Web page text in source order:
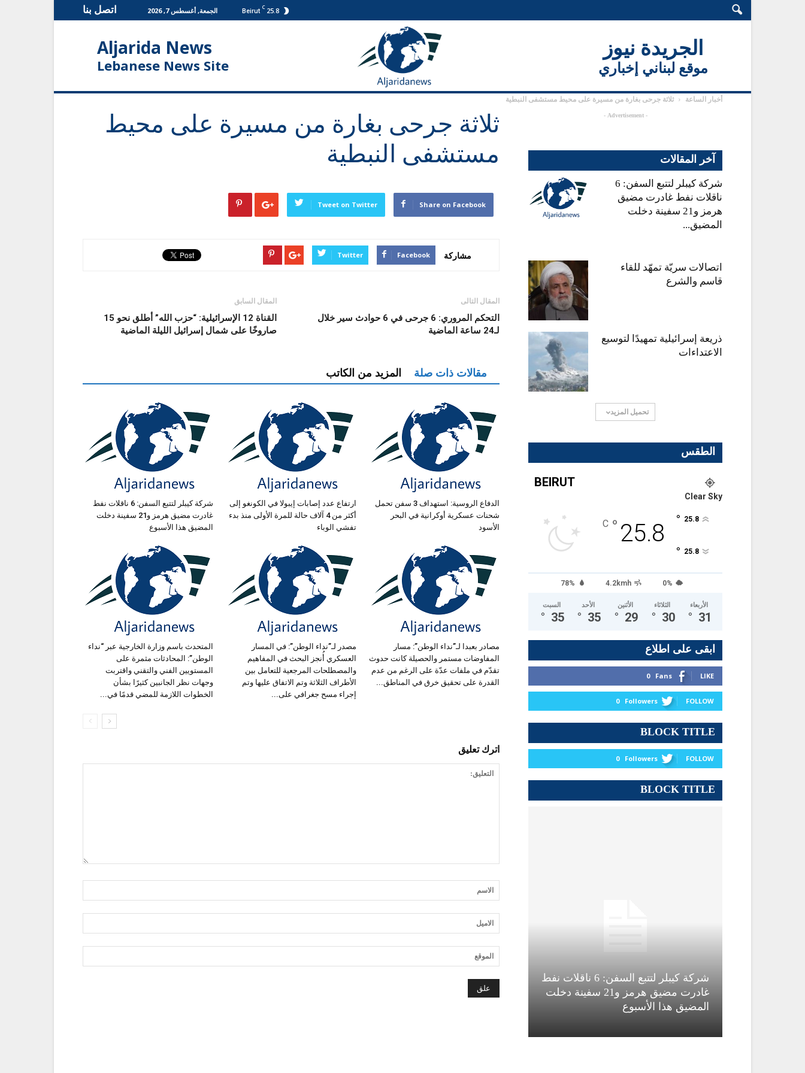
25.8
C
Beirut الجمعة, أغسطس 7, 2026 اتصل بنا
Aljarida News
Lebanese News Site
الجريدة نيوز
موقع لبناني إخباري
أخبار الساعة ثلاثة جرحى بغارة من مسيرة على محيط مستشفى النبطية
ثلاثة جرحى بغارة من مسيرة على محيط
مستشفى النبطية
Share on Facebook
Tweet on Twitter
مشاركة Facebook
Twitter
المقال السابق
القناة 12 الإسرائيلية: “حزب الله” أطلق نحو 15
صاروخًا على شمال إسرائيل الليلة الماضية
المقال التالى
التحكم المروري: 6 جرحى في 6 حوادث سير خلال
لـ24 ساعة الماضية
مقالات ذات صلة المزيد من الكاتب
شركة كيبلر لتتبع السفن: 6 ناقلات نفط
غادرت مضيق هرمز و21 سفينة دخلت
المضيق هذا الأسبوع
ارتفاع عدد إصابات إيبولا في الكونغو إلى
أكثر من 4 آلاف حالة للمرة الأولى منذ بدء
تفشي الوباء
الدفاع الروسية: استهداف 3 سفن تحمل
شحنات عسكرية أوكرانية في البحر
الأسود
المتحدث باسم وزارة الخارجية عبر “نداء
الوطن”: المحادثات مثمرة على
المستويين الفني والتقني واقتربت
وجهات نظر الجانبين كثيرًا بشأن
الخطوات اللازمة للمضي قدمًا في...
مصدر لـ”نداء الوطن”: في المسار
العسكري أُنجز البحث في المفاهيم
والمصطلحات المرجعية للتعامل بين
الأطراف الثلاثة وتم الاتفاق عليها وتم
إجراء مسح جغرافي على...
مصادر بعبدا لـ”نداء الوطن”: مسار
المفاوضات مستمر والحصيلة كانت حدوث
تقدّم في ملفات عدّة على الرغم من عدم
القدرة على تحقيق خرق في المناطق...
اترك تعليق
- Advertisement -
آخر المقالات
شركة كيبلر لتتبع السفن: 6
ناقلات نفط غادرت مضيق
هرمز و21 سفينة دخلت
المضيق...
اتصالات سريّة تمهّد للقاء
قاسم والشرع
ذريعة إسرائيلية تمهيدًا لتوسيع
الاعتداءات
تحميل المزيد
الطقس
BEIRUT
Clear Sky
25.8
°
C 25.8
°
25.8
°
78% 4.2kmh 0%
السبت
35
°
الأحد
35
°
الأثنين
29
°
الثلاثاء
30
°
الأربعاء
31
°
ابقى على اطلاع
0 Fans LIKE
0 Followers FOLLOW
BLOCK TITLE
0 Followers FOLLOW
BLOCK TITLE
شركة كيبلر لتتبع السفن: 6 ناقلات نفط
غادرت مضيق هرمز و21 سفينة دخلت
المضيق هذا الأسبوع